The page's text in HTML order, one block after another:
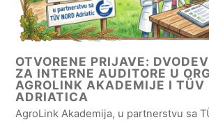
OTVORENE PRIJAVE:
ZA INTERNE AUDITORE U
AGROLINK AKADEMIJE I TÜV
ADRIATICA
AgroLink Akademija, u partnerstvu sa